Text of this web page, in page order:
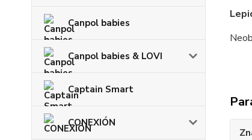
Canpol babies
Canpol babies & LOVI
Captain Smart
CONEXIÓN